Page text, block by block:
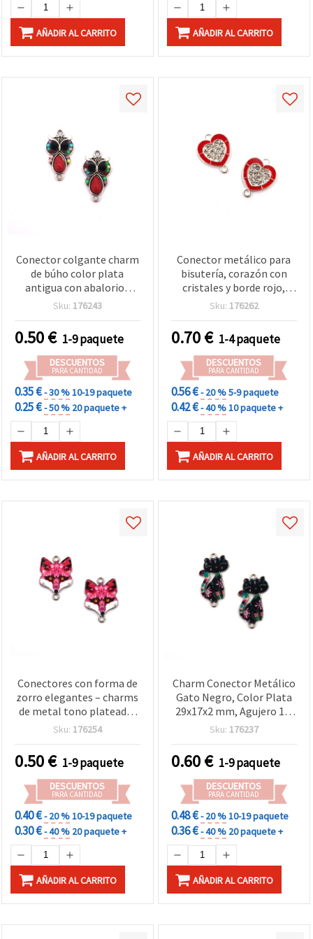
AÑADIR AL CARRITO AÑADIR AL CARRITO
Conector colgante charm
de búho color plata
antigua con abalorios
multicolor, metal,
mm, 2 uds
Sku: 176243
0.50€ 1-9 paquete
DESCUENTOS
PARA CANTIDAD
0.35 €- 30 %10-19 paquete
0.25 €- 50 % 20 paquete +
AÑADIR AL CARRITO
Conector metálico para
bisutería, corazón con
cristales y borde rojo,
color plata, 20x16x3 mm,
Sku: 176262
0.70€ 1-4 paquete
DESCUENTOS
PARA CANTIDAD
0.56 €- 20 %5-9 paquete
0.42 €- 40 %10 paquete +
AÑADIR AL CARRITO
Conectores con forma de
zorro elegantes – charms
de metal tono plateado,
24x18x2 mm, agujero 2
y manualidades DIY
Sku: 176254
0.50€ 1-9 paquete
DESCUENTOS
PARA CANTIDAD
0.40 €- 20 %10-19 paquete
0.30 €- 40 % 20 paquete +
AÑADIR AL CARRITO
Charm Conector Metálico
Gato Negro, Color Plata
29x17x2 mm, Agujero 1,5
mm - 2 Piezas
Sku: 176237
0.60€ 1-9 paquete
DESCUENTOS
PARA CANTIDAD
0.48 €- 20 %10-19 paquete
0.36 €- 40 % 20 paquete +
AÑADIR AL CARRITO